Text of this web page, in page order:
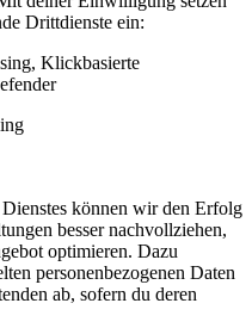
Drittdienste ein:
Klickbasierte
können wir den Erfolg
besser nachvollziehen,
optimieren. Dazu
personenbezogenen Daten
ab, sofern du deren